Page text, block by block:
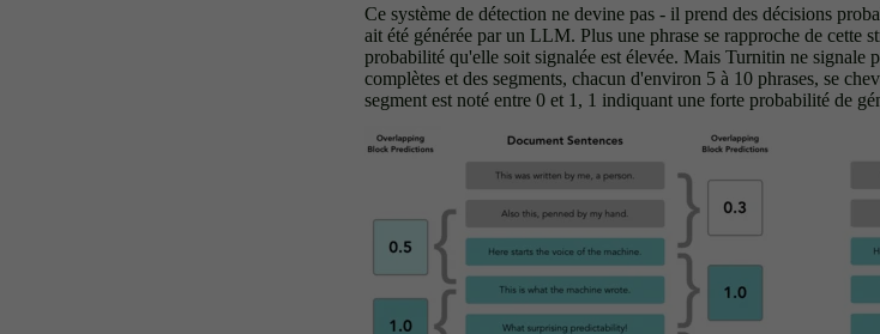
Ce système de détection ne devine pas - il prend des décisions
ait été générée par un LLM. Plus une phrase se rapproche de cette
probabilité qu'elle soit signalée est élevée. Mais Turnitin ne signale
complètes et des segments, chacun d'environ 5 à 10 phrases, se
segment est noté entre 0 et 1, 1 indiquant une forte probabilité de